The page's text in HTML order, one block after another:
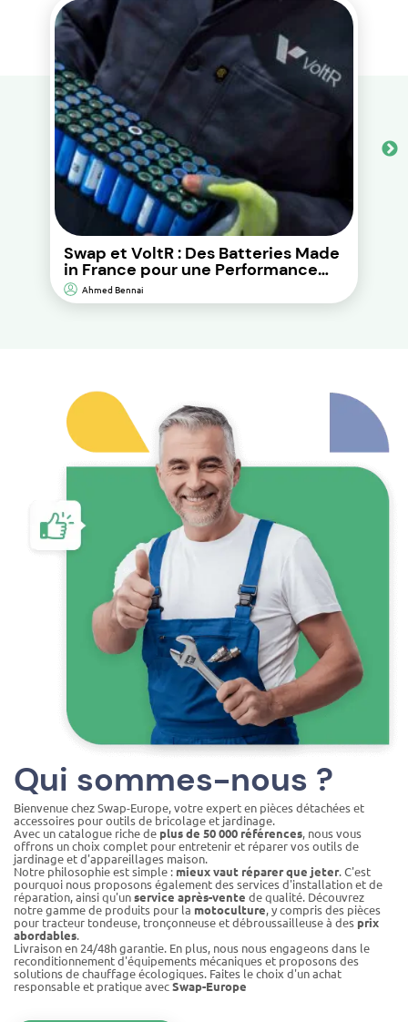
Swap et VoltR : Des Batteries Made
in France pour une Performance
Durable et d’Impact
Environnemental Réduit.
Ahmed Bennai
Qui sommes-nous ?
Bienvenue chez Swap-Europe, votre expert en pièces détachées et
accessoires pour outils de bricolage et jardinage.
Avec un catalogue riche de plus de 50 000 références, nous vous
offrons un choix complet pour entretenir et réparer vos outils de
jardinage et d'appareillages maison.
Notre philosophie est simple : mieux vaut réparer que jeter. C'est
pourquoi nous proposons également des services d'installation et de
réparation, ainsi qu'unservice après-vente de qualité. Découvrez
notre gamme de produits pour la motoculture, y compris des pièces
pour tracteur tondeuse, tronçonneuse et débroussailleuse à des prix
abordables.
Livraison en 24/48h garantie. En plus, nous nous engageons dans le
reconditionnement d'équipements mécaniques et proposons des
solutions de chauffage écologiques. Faites le choix d'un achat
responsable et pratique avecSwap-Europe